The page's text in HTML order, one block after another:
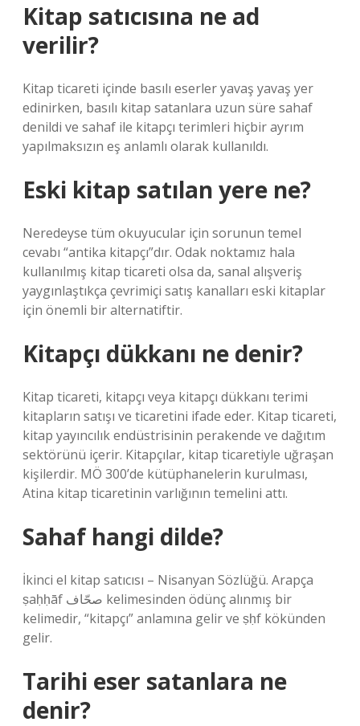
Kitap satıcısına ne ad
verilir?
Kitap ticareti içinde basılı eserler yavaş yavaş yer
edinirken, basılı kitap satanlara uzun süre sahaf
denildi ve sahaf ile kitapçı terimleri hiçbir ayrım
yapılmaksızın eş anlamlı olarak kullanıldı.
Eski kitap satılan yere ne?
Neredeyse tüm okuyucular için sorunun temel
cevabı “antika kitapçı”dır. Odak noktamız hala
kullanılmış kitap ticareti olsa da, sanal alışveriş
yaygınlaştıkça çevrimiçi satış kanalları eski kitaplar
için önemli bir alternatiftir.
Kitapçı dükkanı ne denir?
Kitap ticareti, kitapçı veya kitapçı dükkanı terimi
kitapların satışı ve ticaretini ifade eder. Kitap ticareti,
kitap yayıncılık endüstrisinin perakende ve dağıtım
sektörünü içerir. Kitapçılar, kitap ticaretiyle uğraşan
kişilerdir. MÖ 300’de kütüphanelerin kurulması,
Atina kitap ticaretinin varlığının temelini attı.
Sahaf hangi dilde?
İkinci el kitap satıcısı – Nisanyan Sözlüğü. Arapça
ṣaḥḥāf صحّاف kelimesinden ödünç alınmış bir
kelimedir, “kitapçı” anlamına gelir ve ṣḥf kökünden
gelir.
Tarihi eser satanlara ne
denir?